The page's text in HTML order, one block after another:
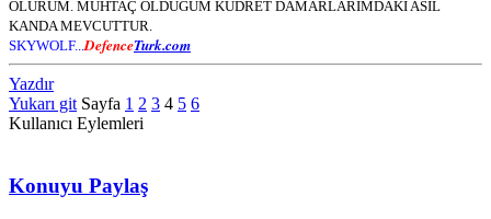
ÖLÜRÜM. MUHTAÇ OLDUĞUM KUDRET DAMARLARIMDAKİ ASİL
KANDA MEVCUTTUR.
SKYWOLF... DefenceTurk.com
Yazdır
Yukarı git Sayfa 1 2 3 4 5 6
Kullanıcı Eylemleri
Konuyu Paylaş